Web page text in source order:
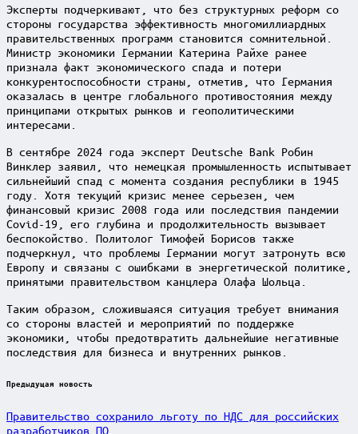
Эксперты подчеркивают, что без структурных реформ со
стороны государства эффективность многомиллиардных
правительственных программ становится сомнительной.
Министр экономики Германии Катерина Райхе ранее
признала факт экономического спада и потери
конкурентоспособности страны, отметив, что Германия
оказалась в центре глобального противостояния между
принципами открытых рынков и геополитическими
интересами.
В сентябре 2024 года эксперт Deutsche Bank Робин
Винклер заявил, что немецкая промышленность испытывает
сильнейший спад с момента создания республики в 1945
году. Хотя текущий кризис менее серьезен, чем
финансовый кризис 2008 года или последствия пандемии
Covid-19, его глубина и продолжительность вызывает
беспокойство. Политолог Тимофей Борисов также
подчеркнул, что проблемы Германии могут затронуть всю
Европу и связаны с ошибками в энергетической политике,
принятыми правительством канцлера Олафа Шольца.
Таким образом, сложившаяся ситуация требует внимания
со стороны властей и мероприятий по поддержке
экономики, чтобы предотвратить дальнейшие негативные
последствия для бизнеса и внутренних рынков.
Post
Предыдущая новость
Правительство сохранило льготу по НДС для российских
разработчиков ПО